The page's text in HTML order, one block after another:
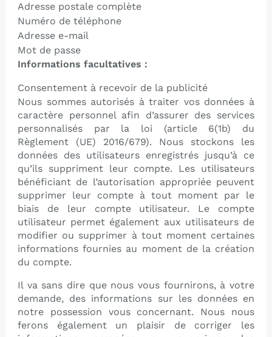
Adresse postale complète
Numéro de téléphone
Adresse e-mail
Mot de passe
Informations facultatives :
Consentement à recevoir de la publicité
Nous sommes autorisés à traiter vos données à
caractère personnel afin d’assurer des services
personnalisés par la loi (article 6(1b) du
Règlement (UE) 2016/679). Nous stockons les
données des utilisateurs enregistrés jusqu’à ce
qu’ils suppriment leur compte. Les utilisateurs
bénéficiant de l’autorisation appropriée peuvent
supprimer leur compte à tout moment par le
biais de leur compte utilisateur. Le compte
utilisateur permet également aux utilisateurs de
modifier ou supprimer à tout moment certaines
informations fournies au moment de la création
du compte.
Il va sans dire que nous vous fournirons, à votre
demande, des informations sur les données en
notre possession vous concernant. Nous nous
ferons également un plaisir de corriger les